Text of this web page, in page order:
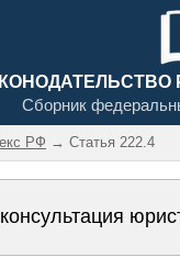
Сборник
РФ → Статья 222.4